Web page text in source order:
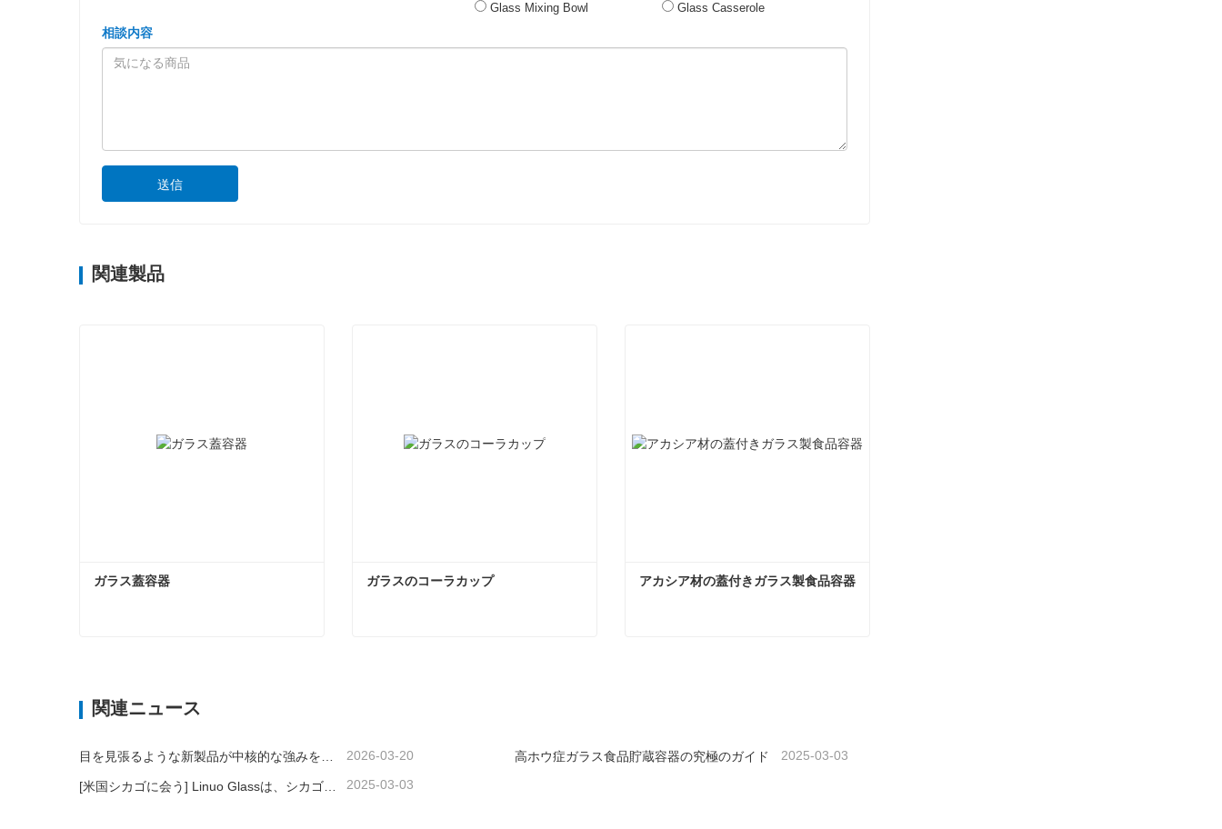
Glass Mixing Bowl
Glass Casserole
相談内容
送信
関連製品
ガラス蓋容器 ガラスのコーラカップ アカシア材の蓋付きガラス製食品容器
関連ニュース
目を見張るような新製品が中核的な強みをアピール｜Linuo Special Glassがアンビエンテ・フランクフルトでデビュー 2026-03-20 高ホウ症ガラス食品貯蔵容器の究極のガイド 2025-03-03
2025-03-03